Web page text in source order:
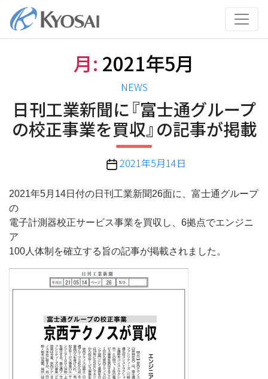
テ
月: 2021年5月
カ
テ
ゴ
リ
ー
NEWS
日刊工業新聞に『富士通グループ
の校正事業を買収』の記事が掲載
投
日
2021年5月14日
2021年5月14日付の日刊工業新聞26面に、富士通グループ
の
電子計測器校正サービス事業を買収し、6拠点でエンジニ
ア
100人体制を確立する旨の記事が掲載されました。